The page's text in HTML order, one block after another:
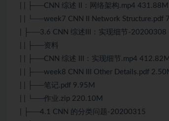
| | ├──CNN 综述 II：网络架构.mp4 431.88M
| | └──week7 CNN II Network Structure.pdf
| ├──3.6 CNN 综述III：实现细节-20200308
| | ├──资料
| | ├──CNN 综述 III：实现细节.mp4 412.82M
| | ├──week8 CNN III Other Details.pdf
| | ├──笔记.pdf 9.95M
| | └──作业.zip 220.10M
| ├──4.1 CNN 的分类问题-20200315